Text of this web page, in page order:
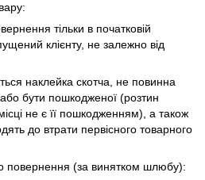
тільки в початковій
клієнту, не залежно від
наклейка скотча, не повинна
або бути пошкодженої (розтин
не є її пошкодженням), а також
до втрати первісного товарного
повернення (за винятком шлюбу):